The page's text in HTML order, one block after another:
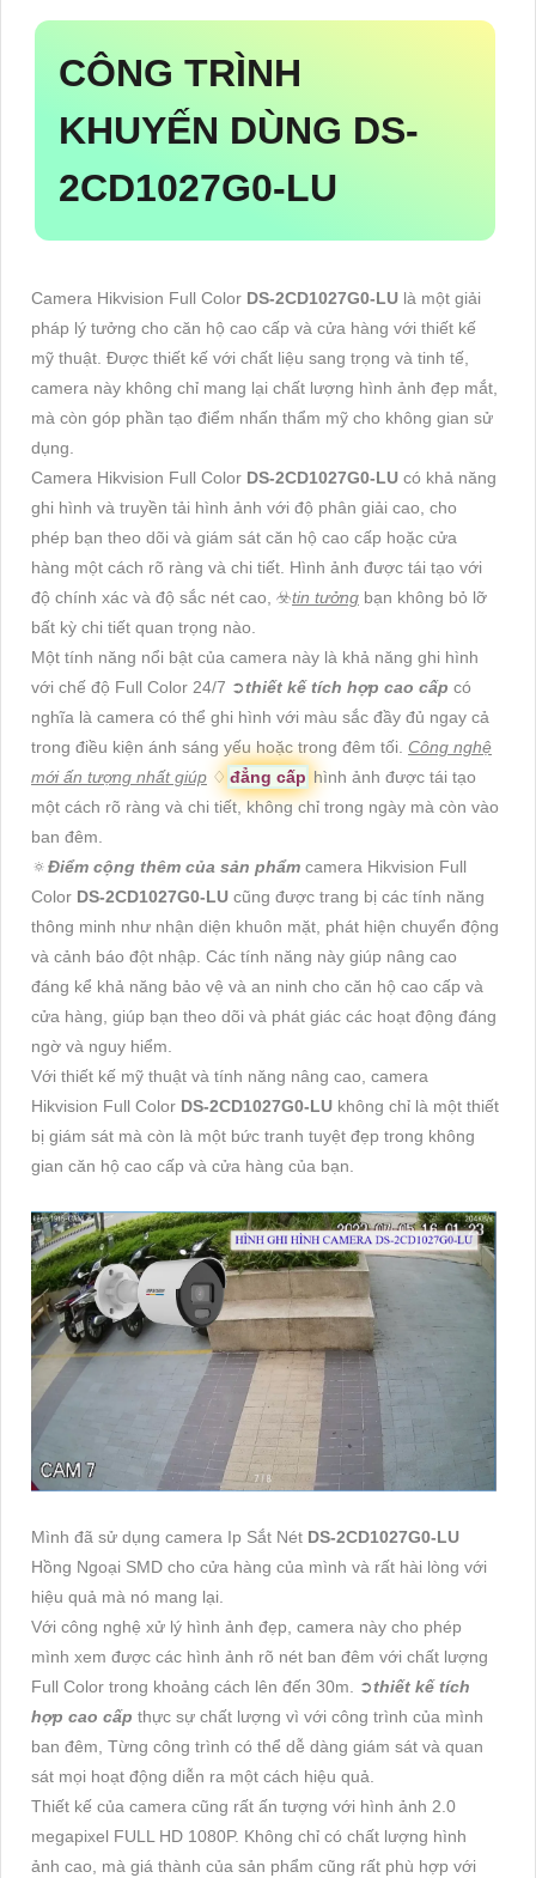
CÔNG TRÌNH
KHUYẾN DÙNG DS-
2CD1027G0-LU
Camera Hikvision Full Color DS-2CD1027G0-LU là một giải
pháp lý tưởng cho căn hộ cao cấp và cửa hàng với thiết kế
mỹ thuật. Được thiết kế với chất liệu sang trọng và tinh tế,
camera này không chỉ mang lại chất lượng hình ảnh đẹp mắt,
mà còn góp phần tạo điểm nhấn thẩm mỹ cho không gian sử
dụng.
Camera Hikvision Full Color DS-2CD1027G0-LU có khả năng
ghi hình và truyền tải hình ảnh với độ phân giải cao, cho
phép bạn theo dõi và giám sát căn hộ cao cấp hoặc cửa
hàng một cách rõ ràng và chi tiết. Hình ảnh được tái tạo với
độ chính xác và độ sắc nét cao, ☣️tin tưởng bạn không bỏ lỡ
bất kỳ chi tiết quan trọng nào.
Một tính năng nổi bật của camera này là khả năng ghi hình
với chế độ Full Color 24/7 ➲thiết kế tích hợp cao cấp có
nghĩa là camera có thể ghi hình với màu sắc đầy đủ ngay cả
trong điều kiện ánh sáng yếu hoặc trong đêm tối. Công nghệ
mới ấn tượng nhất giúp ♢ đẳng cấp hình ảnh được tái tạo
một cách rõ ràng và chi tiết, không chỉ trong ngày mà còn vào
ban đêm.
🔅Điểm cộng thêm của sản phẩm camera Hikvision Full
Color DS-2CD1027G0-LU cũng được trang bị các tính năng
thông minh như nhận diện khuôn mặt, phát hiện chuyển động
và cảnh báo đột nhập. Các tính năng này giúp nâng cao
đáng kể khả năng bảo vệ và an ninh cho căn hộ cao cấp và
cửa hàng, giúp bạn theo dõi và phát giác các hoạt động đáng
ngờ và nguy hiểm.
Với thiết kế mỹ thuật và tính năng nâng cao, camera
Hikvision Full Color DS-2CD1027G0-LU không chỉ là một thiết
bị giám sát mà còn là một bức tranh tuyệt đẹp trong không
gian căn hộ cao cấp và cửa hàng của bạn.
Mình đã sử dụng camera Ip Sắt Nét DS-2CD1027G0-LU
Hồng Ngoại SMD cho cửa hàng của mình và rất hài lòng với
hiệu quả mà nó mang lại.
Với công nghệ xử lý hình ảnh đẹp, camera này cho phép
mình xem được các hình ảnh rõ nét ban đêm với chất lượng
Full Color trong khoảng cách lên đến 30m. ➲thiết kế tích
hợp cao cấp thực sự chất lượng vì với công trình của mình
ban đêm, Từng công trình có thể dễ dàng giám sát và quan
sát mọi hoạt động diễn ra một cách hiệu quả.
Thiết kế của camera cũng rất ấn tượng với hình ảnh 2.0
megapixel FULL HD 1080P. Không chỉ có chất lượng hình
ảnh cao, mà giá thành của sản phẩm cũng rất phù hợp với